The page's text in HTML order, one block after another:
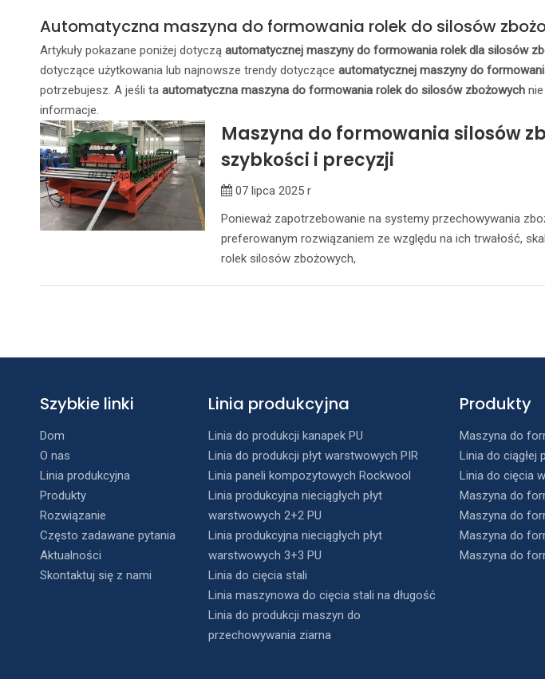
Automatyczna maszyna do formowania rolek do silosów
Artykuły pokazane poniżej dotyczą automatycznej maszyny do formowania rolek dla silosów
dotyczące użytkowania lub najnowsze trendy dotyczące automatycznej maszyny do
potrzebujesz. A jeśli ta automatyczna maszyna do formowania rolek do silosów zbożowych
informacje.
Maszyna do formowania silosów
szybkości i precyzji
07 lipca 2025 r
Ponieważ zapotrzebowanie na systemy przechowywania
preferowanym rozwiązaniem ze względu na ich trwałość,
rolek silosów zbożowych,
Szybkie linki
Dom
O nas
Linia produkcyjna
Produkty
Rozwiązanie
Często zadawane pytania
Aktualności
Skontaktuj się z nami
Linia produkcyjna
Linia do produkcji kanapek PU
Linia do produkcji płyt warstwowych PIR
Linia paneli kompozytowych Rockwool
Linia produkcyjna nieciągłych płyt
warstwowych 2+2 PU
Linia produkcyjna nieciągłych płyt
warstwowych 3+3 PU
Linia do cięcia stali
Linia maszynowa do cięcia stali na długość
Linia do produkcji maszyn do
przechowywania ziarna
Produkty
Maszyna do
Linia do ciągłej
Linia do cięcia
Maszyna do
Maszyna do
Maszyna do
Maszyna do